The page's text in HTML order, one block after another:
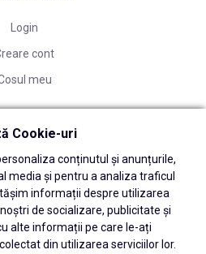
Login
cont
meu
Cookie-uri
conținutul și anunțurile,
media și pentru a analiza traficul
informații despre utilizarea
de socializare, publicitate și
alte informații pe care le-ați
din utilizarea serviciilor lor.